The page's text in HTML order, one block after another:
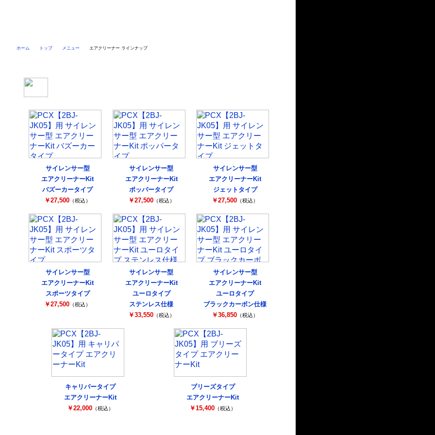
ホーム トップ メニュー エアクリーナー ラインナップ
サイレンサー型
エアクリーナーKit
バズーカータイプ
￥27,500 （税込）
サイレンサー型
エアクリーナーKit
ポッパータイプ
￥27,500（税込）
サイレンサー型
エアクリーナーKit
ジェットタイプ
￥27,500 （税込）
サイレンサー型
エアクリーナーKit
スポーツタイプ
￥27,500 （税込）
サイレンサー型
エアクリーナーKit
ユーロタイプ
ステンレス仕様
￥33,550（税込）
サイレンサー型
エアクリーナーKit
ユーロタイプ
ブラックカーボン仕様
￥36,850 （税込）
キャリパータイプ
エアクリーナーKit
￥22,000（税込）
ブリーズタイプ
エアクリーナーKit
￥15,400 （税込）